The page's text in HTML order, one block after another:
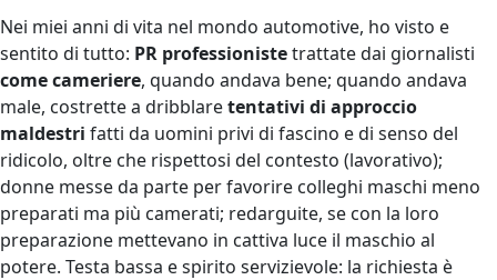
Nei miei anni di vita nel mondo automotive, ho visto e
sentito di tutto: PR professionistetrattate dai giornalisti
come cameriere, quando andava bene; quando andava
male, costrette a dribblaretentativi di approccio
maldestri fatti da uomini privi di fascino e di senso del
ridicolo, oltre che rispettosi del contesto (lavorativo);
donne messe da parte per favorire colleghi maschi meno
preparati ma più camerati; redarguite, se con la loro
preparazione mettevano in cattiva luce il maschio al
potere. Testa bassa e spirito servizievole: la richiesta è